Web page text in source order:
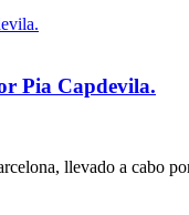
Pia Capdevila.
llevado a cabo